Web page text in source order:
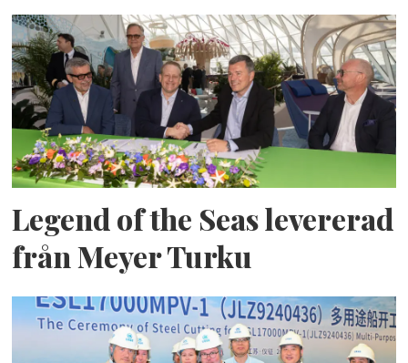
Legend of the Seas levererad
från Meyer Turku